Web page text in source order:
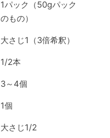
1パック（50gパック
のもの）
大さじ1（3倍希釈）
1/2本
3～4個
1個
大さじ1/2